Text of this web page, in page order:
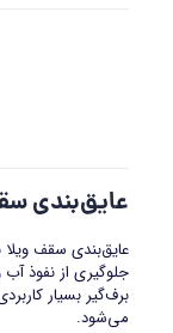
عایق‌بندی
عایق‌بندی سقف ویلا
جلوگیری از نفوذ
برف‌گیر بسیار
می‌شود.